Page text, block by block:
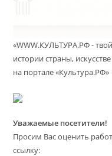
«WWW.КУЛЬТУРА.РФ -
истории страны,
на портале «Культура.РФ»
Уважаемые посетители!
Просим Вас оценить
ссылку: